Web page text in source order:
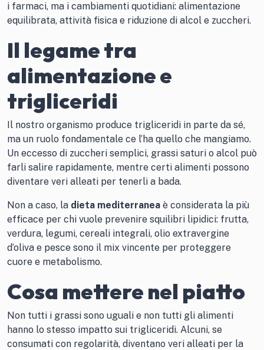
i farmaci, ma i cambiamenti quotidiani: alimentazione
equilibrata, attività fisica e riduzione di alcol e zuccheri.
Il legame tra
alimentazione e
trigliceridi
Il nostro organismo produce trigliceridi in parte da sé,
ma un ruolo fondamentale ce l’ha quello che mangiamo.
Un eccesso di zuccheri semplici, grassi saturi o alcol può
farli salire rapidamente, mentre certi alimenti possono
diventare veri alleati per tenerli a bada.
Non a caso, la dieta mediterranea è considerata la più
efficace per chi vuole prevenire squilibri lipidici: frutta,
verdura, legumi, cereali integrali, olio extravergine
d’oliva e pesce sono il mix vincente per proteggere
cuore e metabolismo.
Cosa mettere nel piatto
Non tutti i grassi sono uguali e non tutti gli alimenti
hanno lo stesso impatto sui trigliceridi. Alcuni, se
consumati con regolarità, diventano veri alleati per la